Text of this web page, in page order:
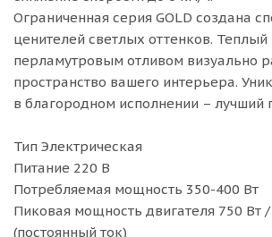
Ограниченная серия GOLD создана
ценителей светлых оттенков.
перламутровым отливом визуально
пространство вашего интерьера.
в благородном исполнении – лучший
Тип Электрическая
Питание 220 В
Потребляемая мощность 350-400 Вт
Пиковая мощность двигателя 750 Вт /
(постоянный ток)